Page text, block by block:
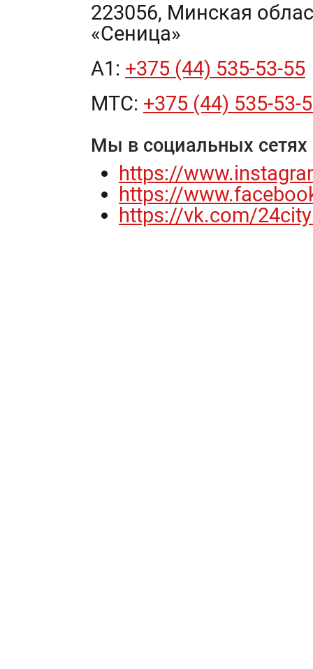
223056, Минская
«Сеница»
А1: +375 (44) 535-53-55
МТС: +375 (44) 535-53-
Мы в социальных сетях
https://
https://
https://vk.com/